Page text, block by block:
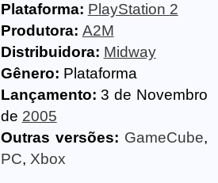
Plataforma: PlayStation 2
Produtora: A2M
Distribuidora: Midway
Gênero: Plataforma
Lançamento: 3 de Novembro
de 2005
Outras versões: GameCube,
PC, Xbox